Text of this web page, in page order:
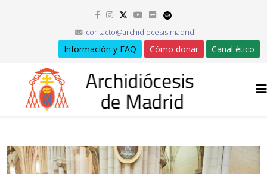
contacto@archidiocesis.madrid
Información y FAQ Cómo donar Canal ético